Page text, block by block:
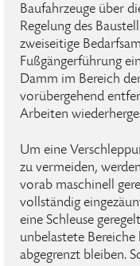
Baufahrzeuge über
Regelung des
zweiseitige
Fußgängerführung
Damm im Bereich
vorübergehend
Arbeiten
Um eine
zu vermeiden,
vorab maschinell
vollständig
eine Schleuse
unbelastete
abgegrenzt bleiben.